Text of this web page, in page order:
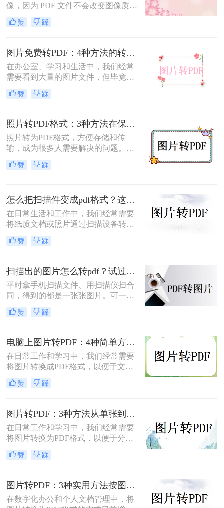
像，因为 PDF 文件不会改变图像质
量、版本或格式，而且可以在任何设
备之间轻松传输。如果你想将一些图
并成一个 PDF 文件，本文将介绍图片
如何转换为PDF格式。
赞 踩
图片免费转PDF：4种方法的转换速度和画质损失对比！
在办公室、学习和生活中，我们经常
需要看到大量的图片文件，但毕竟，
一张一张地看照片相对麻烦，所以我
们通常会把照片变成PDF。事实上，
天，我将教你图片转为pdf怎么弄免费
的。
赞 踩
照片转PDF格式：3种方法在保留EXIF信息和画质上的差异！
照片转为PDF格式，方便存储和传
输，成为很多人需要解决的问题。无
论是为了整理相册、备份照片，还是
为了表格化、合并分享，PDF格式都
简单而快速的方法，帮助您轻松实现
照片转PDF的操作。
赞 踩
怎么把扫描件变成pdf格式？这三种方法简单又实用！
在日常生活和工作中，我们经常需要
将纸质文档或照片通过扫描设备转化
为数字格式，并进一步将其保存为
PDF文件，以便于分享、存储和查
呢？本文将介绍三种将扫描件转换成
PDF格式的方法。
赞 踩
扫描出的图片怎么转pdf？试过好用的几个办法！
平时拿手机扫描文件、用扫描仪扫合
同，得到的都是一张张图片。可一旦
要发给别人、归档保存或者打印出
来，PDF格式明显更正式、也更方
行，转完PDF却模糊了；十几页的扫
描件，一页一页转太磨人；还有些涉
及隐私的文件，不敢随便往在线工具
里传。
赞 踩
电脑上图片转PDF：4种简单方法的操作步骤和DPI设置！
在日常工作和学习中，我们经常需要
将图片转换成PDF格式，以便于文件
的传输、存储和打印。那么电脑上怎
么图片转pdf呢？本文将介绍三种在电
您根据不同的需求选择最合适的方
法。
赞 踩
图片转PDF：3种方法从单张到批量转换的操作差异！
在日常工作和学习中，我们经常需要
将图片转换为PDF格式，以便于分
享、打印和存档。那么图片怎么转pdf
呢？本文将介绍三种常用的将图片转
同的需求选择最合适的方式。
赞 踩
图片转PDF：3种实用方法按图片格式（JPG/PNG/BMP）选！
在数字化办公和个人文档管理中，将